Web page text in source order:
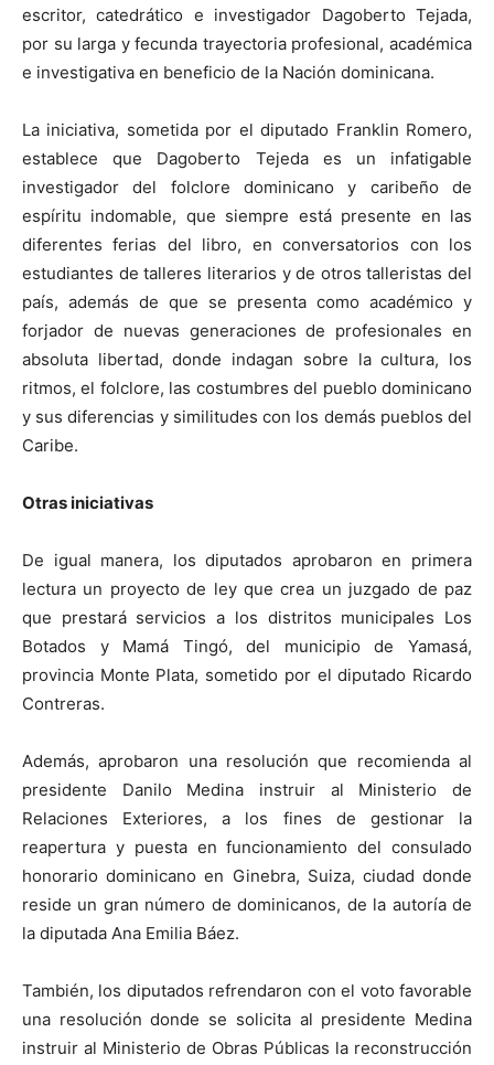
escritor, catedrático e investigador Dagoberto Tejada,
por su larga y fecunda trayectoria profesional, académica
e investigativa en beneficio de la Nación dominicana.
La iniciativa, sometida por el diputado Franklin Romero,
establece que Dagoberto Tejeda es un infatigable
investigador del folclore dominicano y caribeño de
espíritu indomable, que siempre está presente en las
diferentes ferias del libro, en conversatorios con los
estudiantes de talleres literarios y de otros talleristas del
país, además de que se presenta como académico y
forjador de nuevas generaciones de profesionales en
absoluta libertad, donde indagan sobre la cultura, los
ritmos, el folclore, las costumbres del pueblo dominicano
y sus diferencias y similitudes con los demás pueblos del
Caribe.
Otras iniciativas
De igual manera, los diputados aprobaron en primera
lectura un proyecto de ley que crea un juzgado de paz
que prestará servicios a los distritos municipales Los
Botados y Mamá Tingó, del municipio de Yamasá,
provincia Monte Plata, sometido por el diputado Ricardo
Contreras.
Además, aprobaron una resolución que recomienda al
presidente Danilo Medina instruir al Ministerio de
Relaciones Exteriores, a los fines de gestionar la
reapertura y puesta en funcionamiento del consulado
honorario dominicano en Ginebra, Suiza, ciudad donde
reside un gran número de dominicanos, de la autoría de
la diputada Ana Emilia Báez.
También, los diputados refrendaron con el voto favorable
una resolución donde se solicita al presidente Medina
instruir al Ministerio de Obras Públicas la reconstrucción